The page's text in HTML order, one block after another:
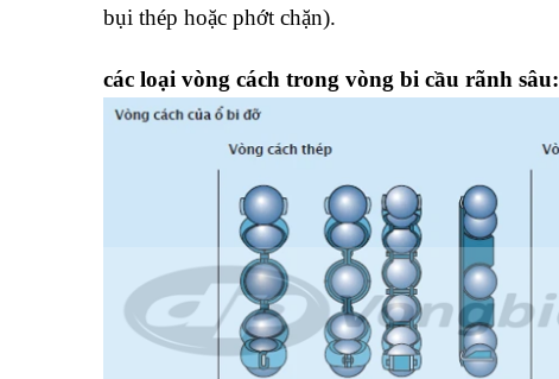
bụi thép hoặc phớt chặn).
các loại vòng cách trong vòng bi cầu rãnh sâu: